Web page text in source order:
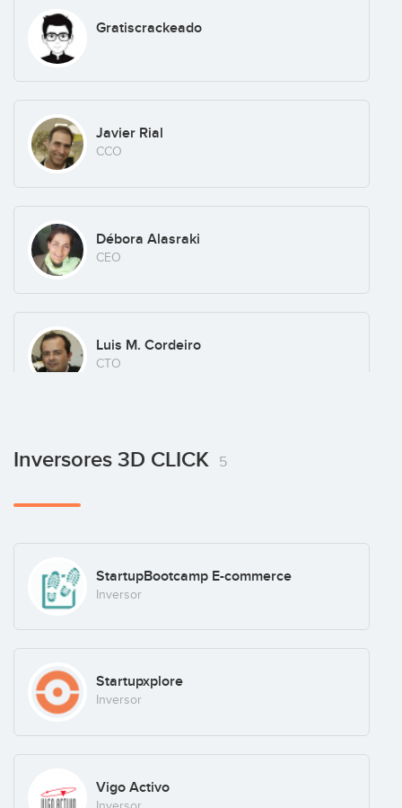
Gratiscrackeado
Javier Rial
CCO
Débora Alasraki
CEO
Luis M. Cordeiro
CTO
Inversores 3D CLICK 5
StartupBootcamp E-commerce
Inversor
Startupxplore
Inversor
Vigo Activo